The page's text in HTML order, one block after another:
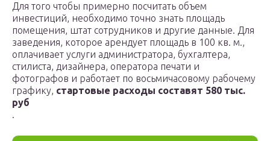
Для того чтобы примерно посчитать объем
инвестиций, необходимо точно знать площадь
помещения, штат сотрудников и другие данные. Для
заведения, которое арендует площадь в 100 кв. м.,
оплачивает услуги администратора, бухгалтера,
стилиста, дизайнера, оператора печати и
фотографов и работает по восьмичасовому рабочему
графику, стартовые расходы составят 580 тыс.
руб
.